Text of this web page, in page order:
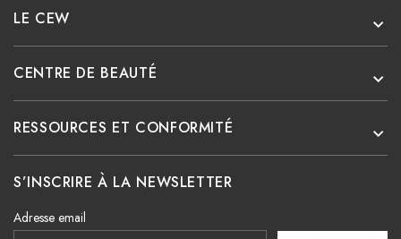
LE CEW
CENTRE DE BEAUTÉ
RESSOURCES ET CONFORMITÉ
S’INSCRIRE À LA NEWSLETTER
Adresse email